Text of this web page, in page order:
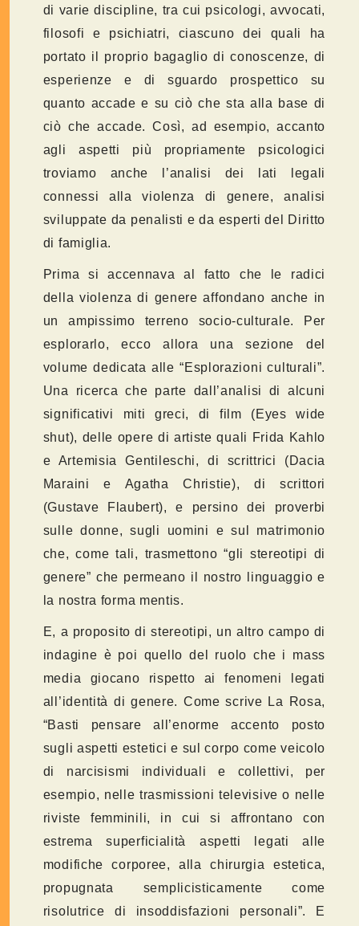
di varie discipline, tra cui psicologi, avvocati,
filosofi e psichiatri, ciascuno dei quali ha
portato il proprio bagaglio di conoscenze, di
esperienze e di sguardo prospettico su
quanto accade e su ciò che sta alla base di
ciò che accade. Così, ad esempio, accanto
agli aspetti più propriamente psicologici
troviamo anche l’analisi dei lati legali
connessi alla violenza di genere, analisi
sviluppate da penalisti e da esperti del Diritto
di famiglia.
Prima si accennava al fatto che le radici
della violenza di genere affondano anche in
un ampissimo terreno socio-culturale. Per
esplorarlo, ecco allora una sezione del
volume dedicata alle “Esplorazioni culturali”.
Una ricerca che parte dall’analisi di alcuni
significativi miti greci, di film (Eyes wide
shut), delle opere di artiste quali Frida Kahlo
e Artemisia Gentileschi, di scrittrici (Dacia
Maraini e Agatha Christie), di scrittori
(Gustave Flaubert), e persino dei proverbi
sulle donne, sugli uomini e sul matrimonio
che, come tali, trasmettono “gli stereotipi di
genere” che permeano il nostro linguaggio e
la nostra forma mentis.
E, a proposito di stereotipi, un altro campo di
indagine è poi quello del ruolo che i mass
media giocano rispetto ai fenomeni legati
all’identità di genere. Come scrive La Rosa,
“Basti pensare all’enorme accento posto
sugli aspetti estetici e sul corpo come veicolo
di narcisismi individuali e collettivi, per
esempio, nelle trasmissioni televisive o nelle
riviste femminili, in cui si affrontano con
estrema superficialità aspetti legati alle
modifiche corporee, alla chirurgia estetica,
propugnata semplicisticamente come
risolutrice di insoddisfazioni personali”. E